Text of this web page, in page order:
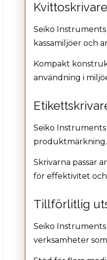
Seiko
kassamiljöer och
Kompakt
användning i
Seiko
produktmärkning.
Skrivarna passar
för effektivitet
Tillförlitlig
Seiko
verksamheter